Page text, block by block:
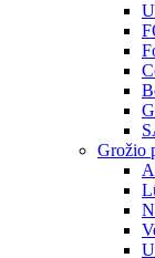
Grožio